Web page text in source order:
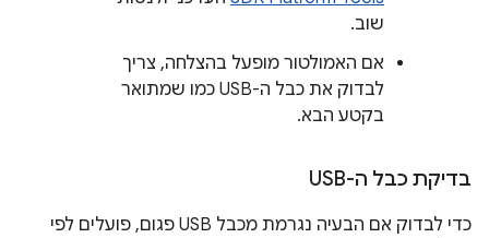
שוב.
אם האמולטור מופעל בהצלחה, צריך
לבדוק את כבל ה-USB כמו שמתואר
בקטע הבא.
בדיקת כבל ה-USB
כדי לבדוק אם הבעיה נגרמת מכבל USB פגום, פועלים לפי